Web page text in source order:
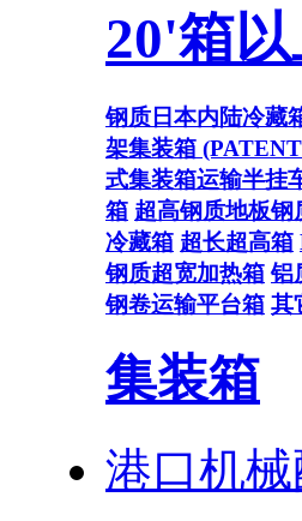
20'箱
钢质日本内陆冷藏
架集装箱
式集装箱运输半挂
箱 超高钢质地板钢
冷藏箱 超长超高箱
钢质超宽加热箱 铝
钢卷运输平台箱 其
集装箱
港口机